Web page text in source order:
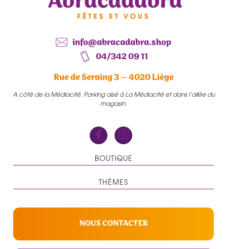
info@abracadabra.shop
04/342 09 11
Rue de Seraing 3 – 4020 Liège
A côté de la Médiacité. Parking aisé à La Médiacité et dans l’allée du
magasin.
BOUTIQUE
THÈMES
NOUS CONTACTER